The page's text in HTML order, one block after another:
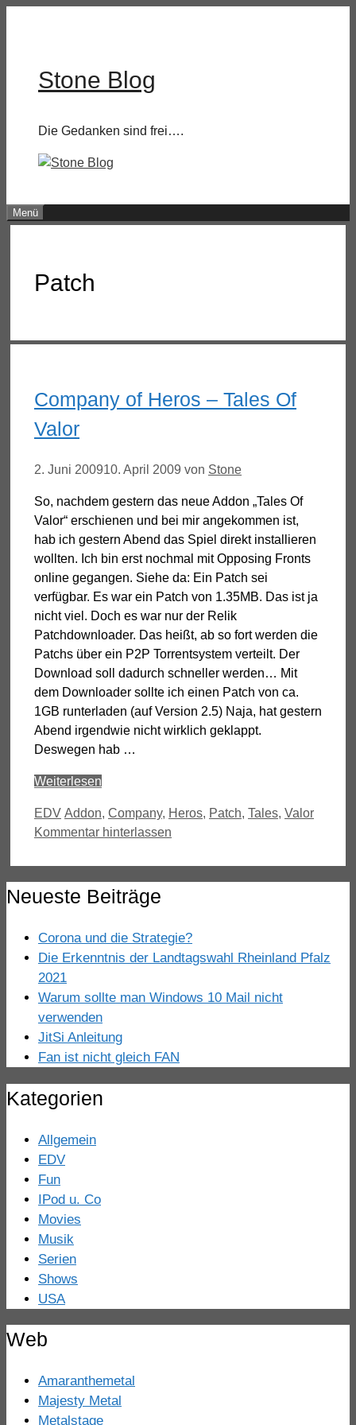
Stone Blog
Die Gedanken sind frei….
Menü
Patch
Company of Heros – Tales Of
Valor
2. Juni 200910. April 2009 von Stone
So, nachdem gestern das neue Addon „Tales Of
Valor“ erschienen und bei mir angekommen ist,
hab ich gestern Abend das Spiel direkt installieren
wollten. Ich bin erst nochmal mit Opposing Fronts
online gegangen. Siehe da: Ein Patch sei
verfügbar. Es war ein Patch von 1.35MB. Das ist ja
nicht viel. Doch es war nur der Relik
Patchdownloader. Das heißt, ab so fort werden die
Patchs über ein P2P Torrentsystem verteilt. Der
Download soll dadurch schneller werden… Mit
dem Downloader sollte ich einen Patch von ca.
1GB runterladen (auf Version 2.5) Naja, hat gestern
Abend irgendwie nicht wirklich geklappt.
Deswegen hab …
Weiterlesen
Kategorien
EDV Schlagwörter
Addon, Company, Heros, Patch, Tales, Valor
Kommentar hinterlassen
Neueste Beiträge
Corona und die Strategie?
Die Erkenntnis der Landtagswahl Rheinland Pfalz
2021
Warum sollte man Windows 10 Mail nicht
verwenden
JitSi Anleitung
Fan ist nicht gleich FAN
Kategorien
Allgemein
EDV
Fun
IPod u. Co
Movies
Musik
Serien
Shows
USA
Web
Amaranthemetal
Majesty Metal
Metalstage